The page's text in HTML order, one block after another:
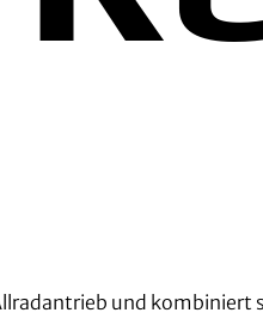
und kombiniert